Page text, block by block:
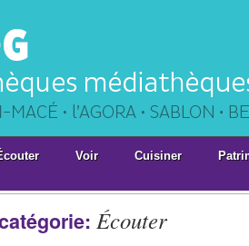
Voir Cuisiner
Écouter